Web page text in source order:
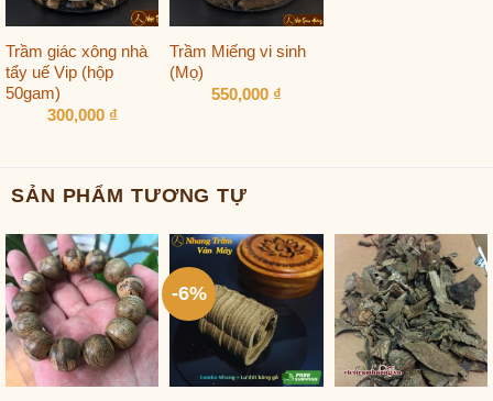
Trầm giác xông nhà
tẩy uế Vip (hộp
50gam)
300,000 ₫
Trầm Miếng vi sinh
(Mọ)
550,000 ₫
SẢN PHẨM TƯƠNG TỰ
-6%